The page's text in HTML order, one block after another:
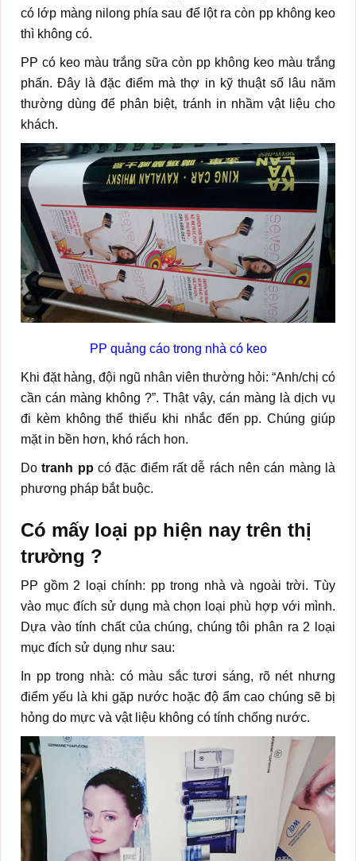
có lớp màng nilong phía sau để lột ra còn pp không keo
thì không có.
PP có keo màu trắng sữa còn pp không keo màu trắng
phấn. Đây là đặc điểm mà thợ in kỹ thuật số lâu năm
thường dùng để phân biệt, tránh in nhầm vật liệu cho
khách.
PP quảng cáo trong nhà có keo
Khi đặt hàng, đội ngũ nhân viên thường hỏi: “Anh/chị có
cần cán màng không ?”. Thật vậy, cán màng là dịch vụ
đi kèm không thể thiếu khi nhắc đến pp. Chúng giúp
mặt in bền hơn, khó rách hon.
Dotranh pp có đặc điểm rất dễ rách nên cán màng là
phương pháp bắt buộc.
Có mấy loại pp hiện nay trên thị
trường ?
PP gồm 2 loại chính: pp trong nhà và ngoài trời. Tùy
vào mục đích sử dụng mà chọn loại phù hợp với mình.
Dựa vào tính chất của chúng, chúng tôi phân ra 2 loại
mục đích sử dụng như sau:
In pp trong nhà: có màu sắc tươi sáng, rõ nét nhưng
điểm yếu là khi gặp nước hoặc độ ẩm cao chúng sẽ bị
hỏng do mực và vật liệu không có tính chống nước.